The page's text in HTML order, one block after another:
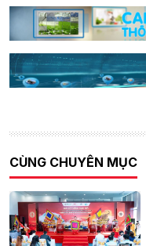
CÙNG CHUYÊN MỤC